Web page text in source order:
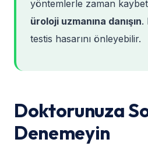
yöntemlerle zaman
üroloji uzmanına danışın.
testis hasarını önleyebilir.
Doktorunuza
Denemeyin